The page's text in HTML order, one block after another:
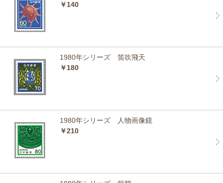
￥140
1980年シリーズ 笛吹飛天
￥180
1980年シリーズ 人物画像鏡
￥210